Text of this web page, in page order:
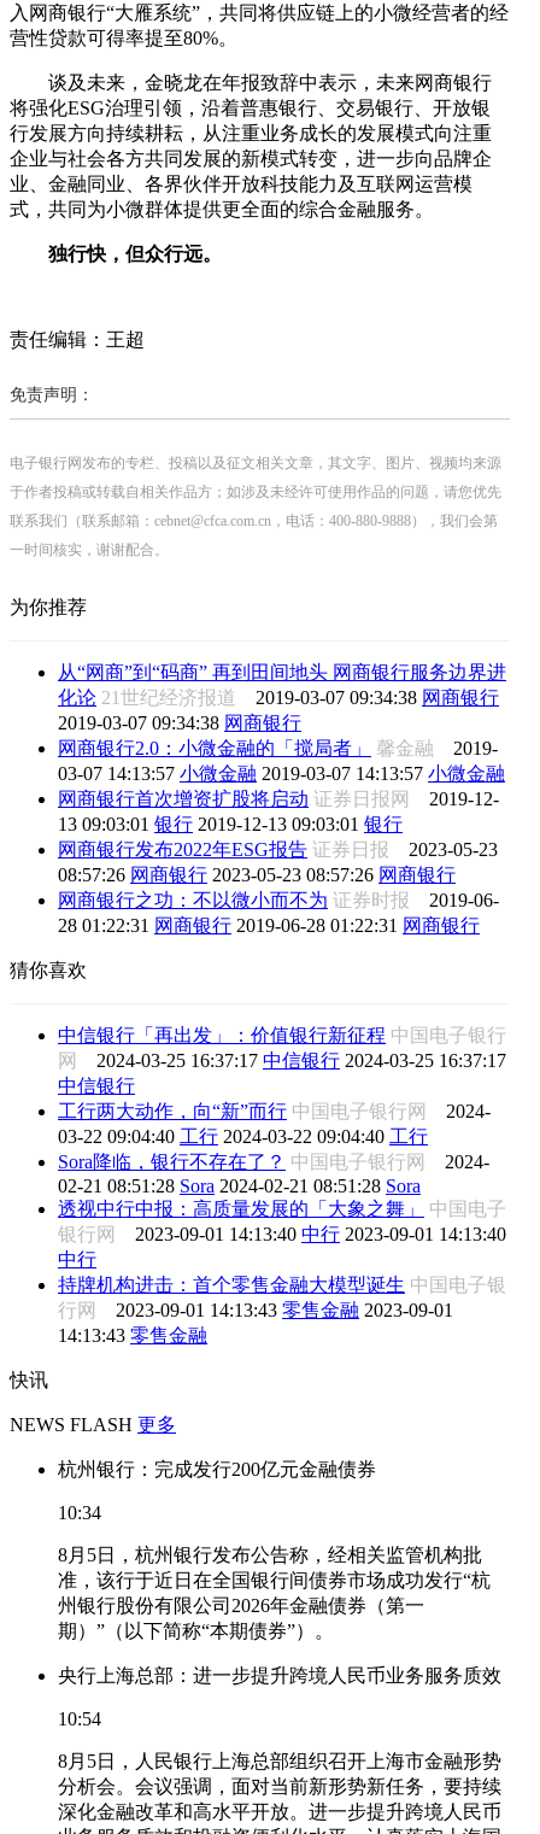
入网商银行“大雁系统”，共同将供应链上的小微经营者的经
营性贷款可得率提至80%。
谈及未来，金晓龙在年报致辞中表示，未来网商银行
将强化ESG治理引领，沿着普惠银行、交易银行、开放银
行发展方向持续耕耘，从注重业务成长的发展模式向注重
企业与社会各方共同发展的新模式转变，进一步向品牌企
业、金融同业、各界伙伴开放科技能力及互联网运营模
式，共同为小微群体提供更全面的综合金融服务。
独行快，但众行远。
责任编辑：王超
免责声明：
电子银行网发布的专栏、投稿以及征文相关文章，其文字、图片、视频均来源
于作者投稿或转载自相关作品方；如涉及未经许可使用作品的问题，请您优先
联系我们（联系邮箱：cebnet@cfca.com.cn，电话：400-880-9888），我们会第
一时间核实，谢谢配合。
为你推荐
从“网商”到“码商” 再到田间地头 网商银行服务边界进
化论 21世纪经济报道 2019-03-07 09:34:38 网商银行
2019-03-07 09:34:38 网商银行
网商银行2.0：小微金融的「搅局者」
馨金融 2019-
03-07 14:13:57 小微金融 2019-03-07 14:13:57 小微金融
网商银行首次增资扩股将启动 证券日报网 2019-12-
13 09:03:01 银行 2019-12-13 09:03:01 银行
网商银行发布2022年ESG报告 证券日报 2023-05-23
08:57:26 网商银行 2023-05-23 08:57:26 网商银行
网商银行之功：不以微小而不为 证券时报 2019-06-
28 01:22:31 网商银行 2019-06-28 01:22:31 网商银行
猜你喜欢
中信银行「再出发」：价值银行新征程 中国电子银行
网 2024-03-25 16:37:17 中信银行 2024-03-25 16:37:17
中信银行
工行两大动作，向“新”而行 中国电子银行网 2024-
03-22 09:04:40 工行 2024-03-22 09:04:40 工行
Sora降临，银行不存在了？ 中国电子银行网 2024-
02-21 08:51:28 Sora 2024-02-21 08:51:28 Sora
透视中行中报：高质量发展的「大象之舞」
中国电子
银行网 2023-09-01 14:13:40 中行 2023-09-01 14:13:40
中行
持牌机构进击：首个零售金融大模型诞生 中国电子银
行网 2023-09-01 14:13:43 零售金融 2023-09-01
14:13:43 零售金融
快讯
NEWS FLASH 更多
杭州银行：完成发行200亿元金融债券
10:34
8月5日，杭州银行发布公告称，经相关监管机构批
准，该行于近日在全国银行间债券市场成功发行“杭
州银行股份有限公司2026年金融债券（第一
期）”（以下简称“本期债券”）。
央行上海总部：进一步提升跨境人民币业务服务质效
10:54
8月5日，人民银行上海总部组织召开上海市金融形势
分析会。会议强调，面对当前新形势新任务，要持续
深化金融改革和高水平开放。进一步提升跨境人民币